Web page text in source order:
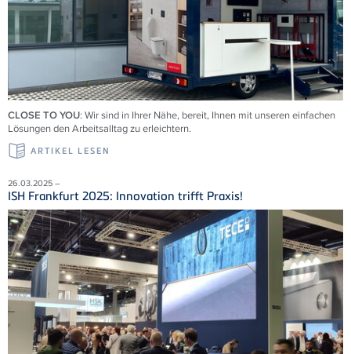
CLOSE TO YOU: Wir sind in Ihrer Nähe, bereit, Ihnen mit unseren einfachen
Lösungen den Arbeitsalltag zu erleichtern.
ARTIKEL LESEN
26.03.2025 –
ISH Frankfurt 2025: Innovation trifft Praxis!